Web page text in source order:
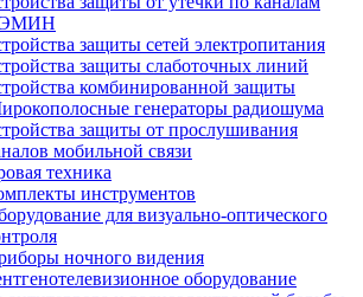
защиты сетей электропитания
защиты слаботочных линий
комбинированной защиты
генераторы радиошума
защиты от прослушивания
мобильной связи
техника
инструментов
для визуально-оптического
ночного видения
оборудование